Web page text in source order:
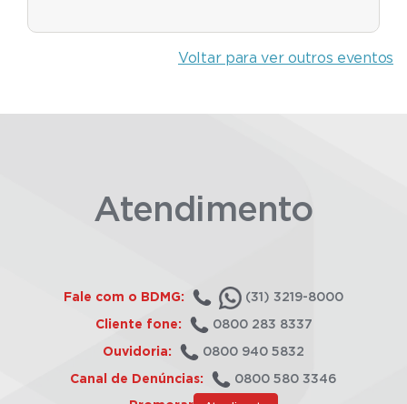
Voltar para ver outros eventos
Atendimento
Fale com o BDMG: (31) 3219-8000
Cliente fone: 0800 283 8337
Ouvidoria: 0800 940 5832
Canal de Denúncias: 0800 580 3346